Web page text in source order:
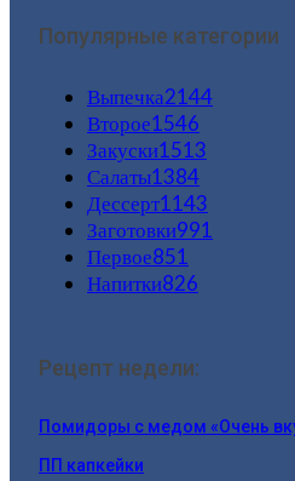
Популярные категории
Выпечка2144
Второе1546
Закуски1513
Салаты1384
Дессерт1143
Заготовки991
Первое851
Напитки826
Рецепт недели:
Помидоры с медом «Очень
ПП капкейки